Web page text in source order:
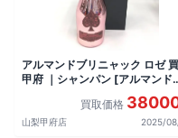
アルマンドブリニャック ロゼ
甲府 ｜シャンパン [アルマンド
リニャック ロゼ]をお酒
買取価格
山梨甲府店 2025/